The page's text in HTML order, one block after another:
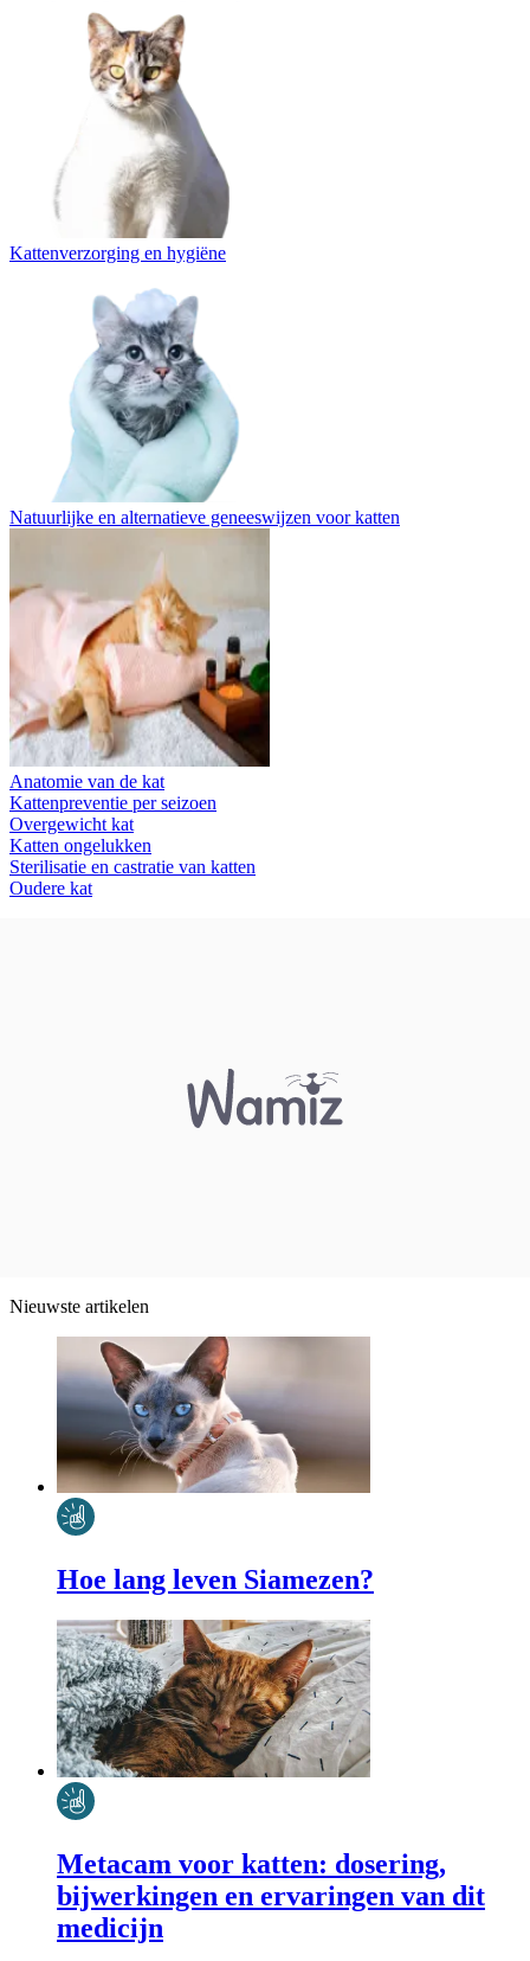
Kattenverzorging en hygiëne
Natuurlijke en alternatieve geneeswijzen voor katten
Anatomie van de kat
Kattenpreventie per seizoen
Overgewicht kat
Katten ongelukken
Sterilisatie en castratie van katten
Oudere kat
Nieuwste artikelen
Hoe lang leven Siamezen?
Metacam voor katten: dosering,
bijwerkingen en ervaringen van dit
medicijn